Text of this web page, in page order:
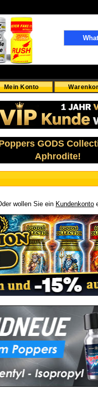
Mein Konto
GODS
Aphrodite!
wollen Sie ein Kundenkonto